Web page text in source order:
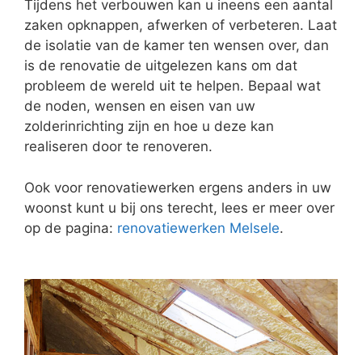
Tijdens het verbouwen kan u ineens een aantal
zaken opknappen, afwerken of verbeteren. Laat
de isolatie van de kamer ten wensen over, dan
is de renovatie de uitgelezen kans om dat
probleem de wereld uit te helpen. Bepaal wat
de noden, wensen en eisen van uw
zolderinrichting zijn en hoe u deze kan
realiseren door te renoveren.
Ook voor renovatiewerken ergens anders in uw
woonst kunt u bij ons terecht, lees er meer over
op de pagina: renovatiewerken Melsele.